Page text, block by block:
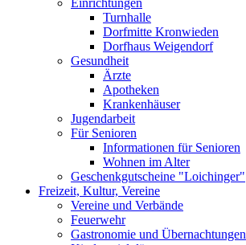
Einrichtungen
Turnhalle
Dorfmitte Kronwieden
Dorfhaus Weigendorf
Gesundheit
Ärzte
Apotheken
Krankenhäuser
Jugendarbeit
Für Senioren
Informationen für Senioren
Wohnen im Alter
Geschenkgutscheine "Loichinger"
Freizeit, Kultur, Vereine
Vereine und Verbände
Feuerwehr
Gastronomie und Übernachtungen